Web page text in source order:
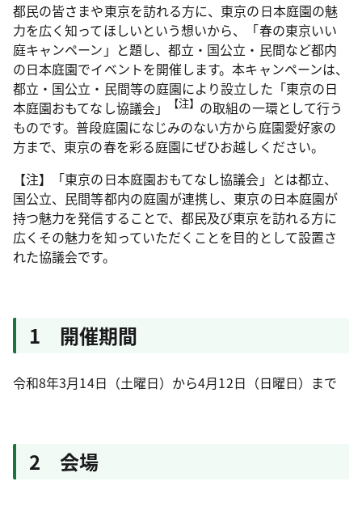
都民の皆さまや東京を訪れる方に、東京の日本庭園の魅
力を広く知ってほしいという想いから、「春の東京いい
庭キャンペーン」と題し、都立・国公立・民間など都内
の日本庭園でイベントを開催します。本キャンペーンは、
都立・国公立・民間等の庭園により設立した「東京の日
本庭園おもてなし協議会」
【注】 の取組の一環として行う
ものです。普段庭園になじみのない方から庭園愛好家の
方まで、東京の春を彩る庭園にぜひお越しください。
【注】「東京の日本庭園おもてなし協議会」とは都立、
国公立、民間等都内の庭園が連携し、東京の日本庭園が
持つ魅力を発信することで、都民及び東京を訪れる方に
広くその魅力を知っていただくことを目的として設置さ
れた協議会です。
1 開催期間
令和8年3月14日（土曜日）から4月12日（日曜日）まで
2 会場